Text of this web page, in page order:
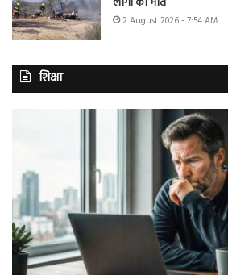
2 August 2026 - 7:54 AM
शिक्षा